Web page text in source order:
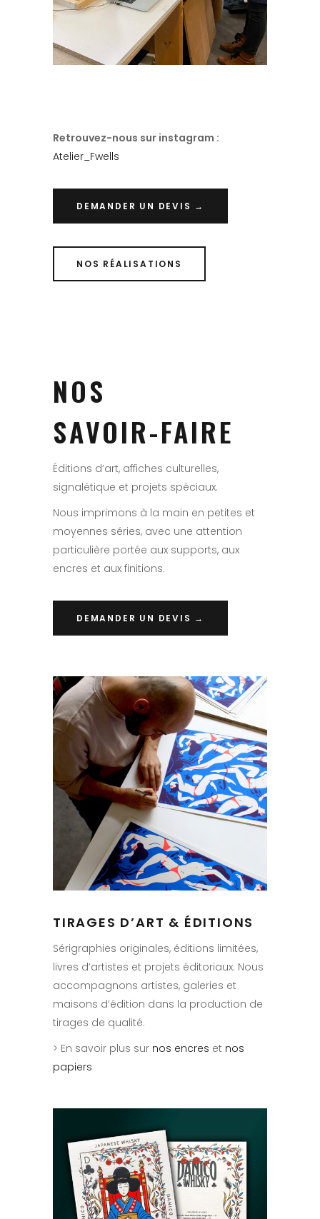
Retrouvez-nous sur instagram :
Atelier_Fwells
DEMANDER UN DEVIS →
NOS RÉALISATIONS
NOS
SAVOIR-FAIRE
Éditions d’art, affiches culturelles,
signalétique et projets spéciaux.
Nous imprimons à la main en petites et
moyennes séries, avec une attention
particulière portée aux supports, aux
encres et aux finitions.
DEMANDER UN DEVIS →
TIRAGES D’ART & ÉDITIONS
Sérigraphies originales, éditions limitées,
livres d’artistes et projets éditoriaux. Nous
accompagnons artistes, galeries et
maisons d’édition dans la production de
tirages de qualité.
> En savoir plus sur nos encres et nos
papiers